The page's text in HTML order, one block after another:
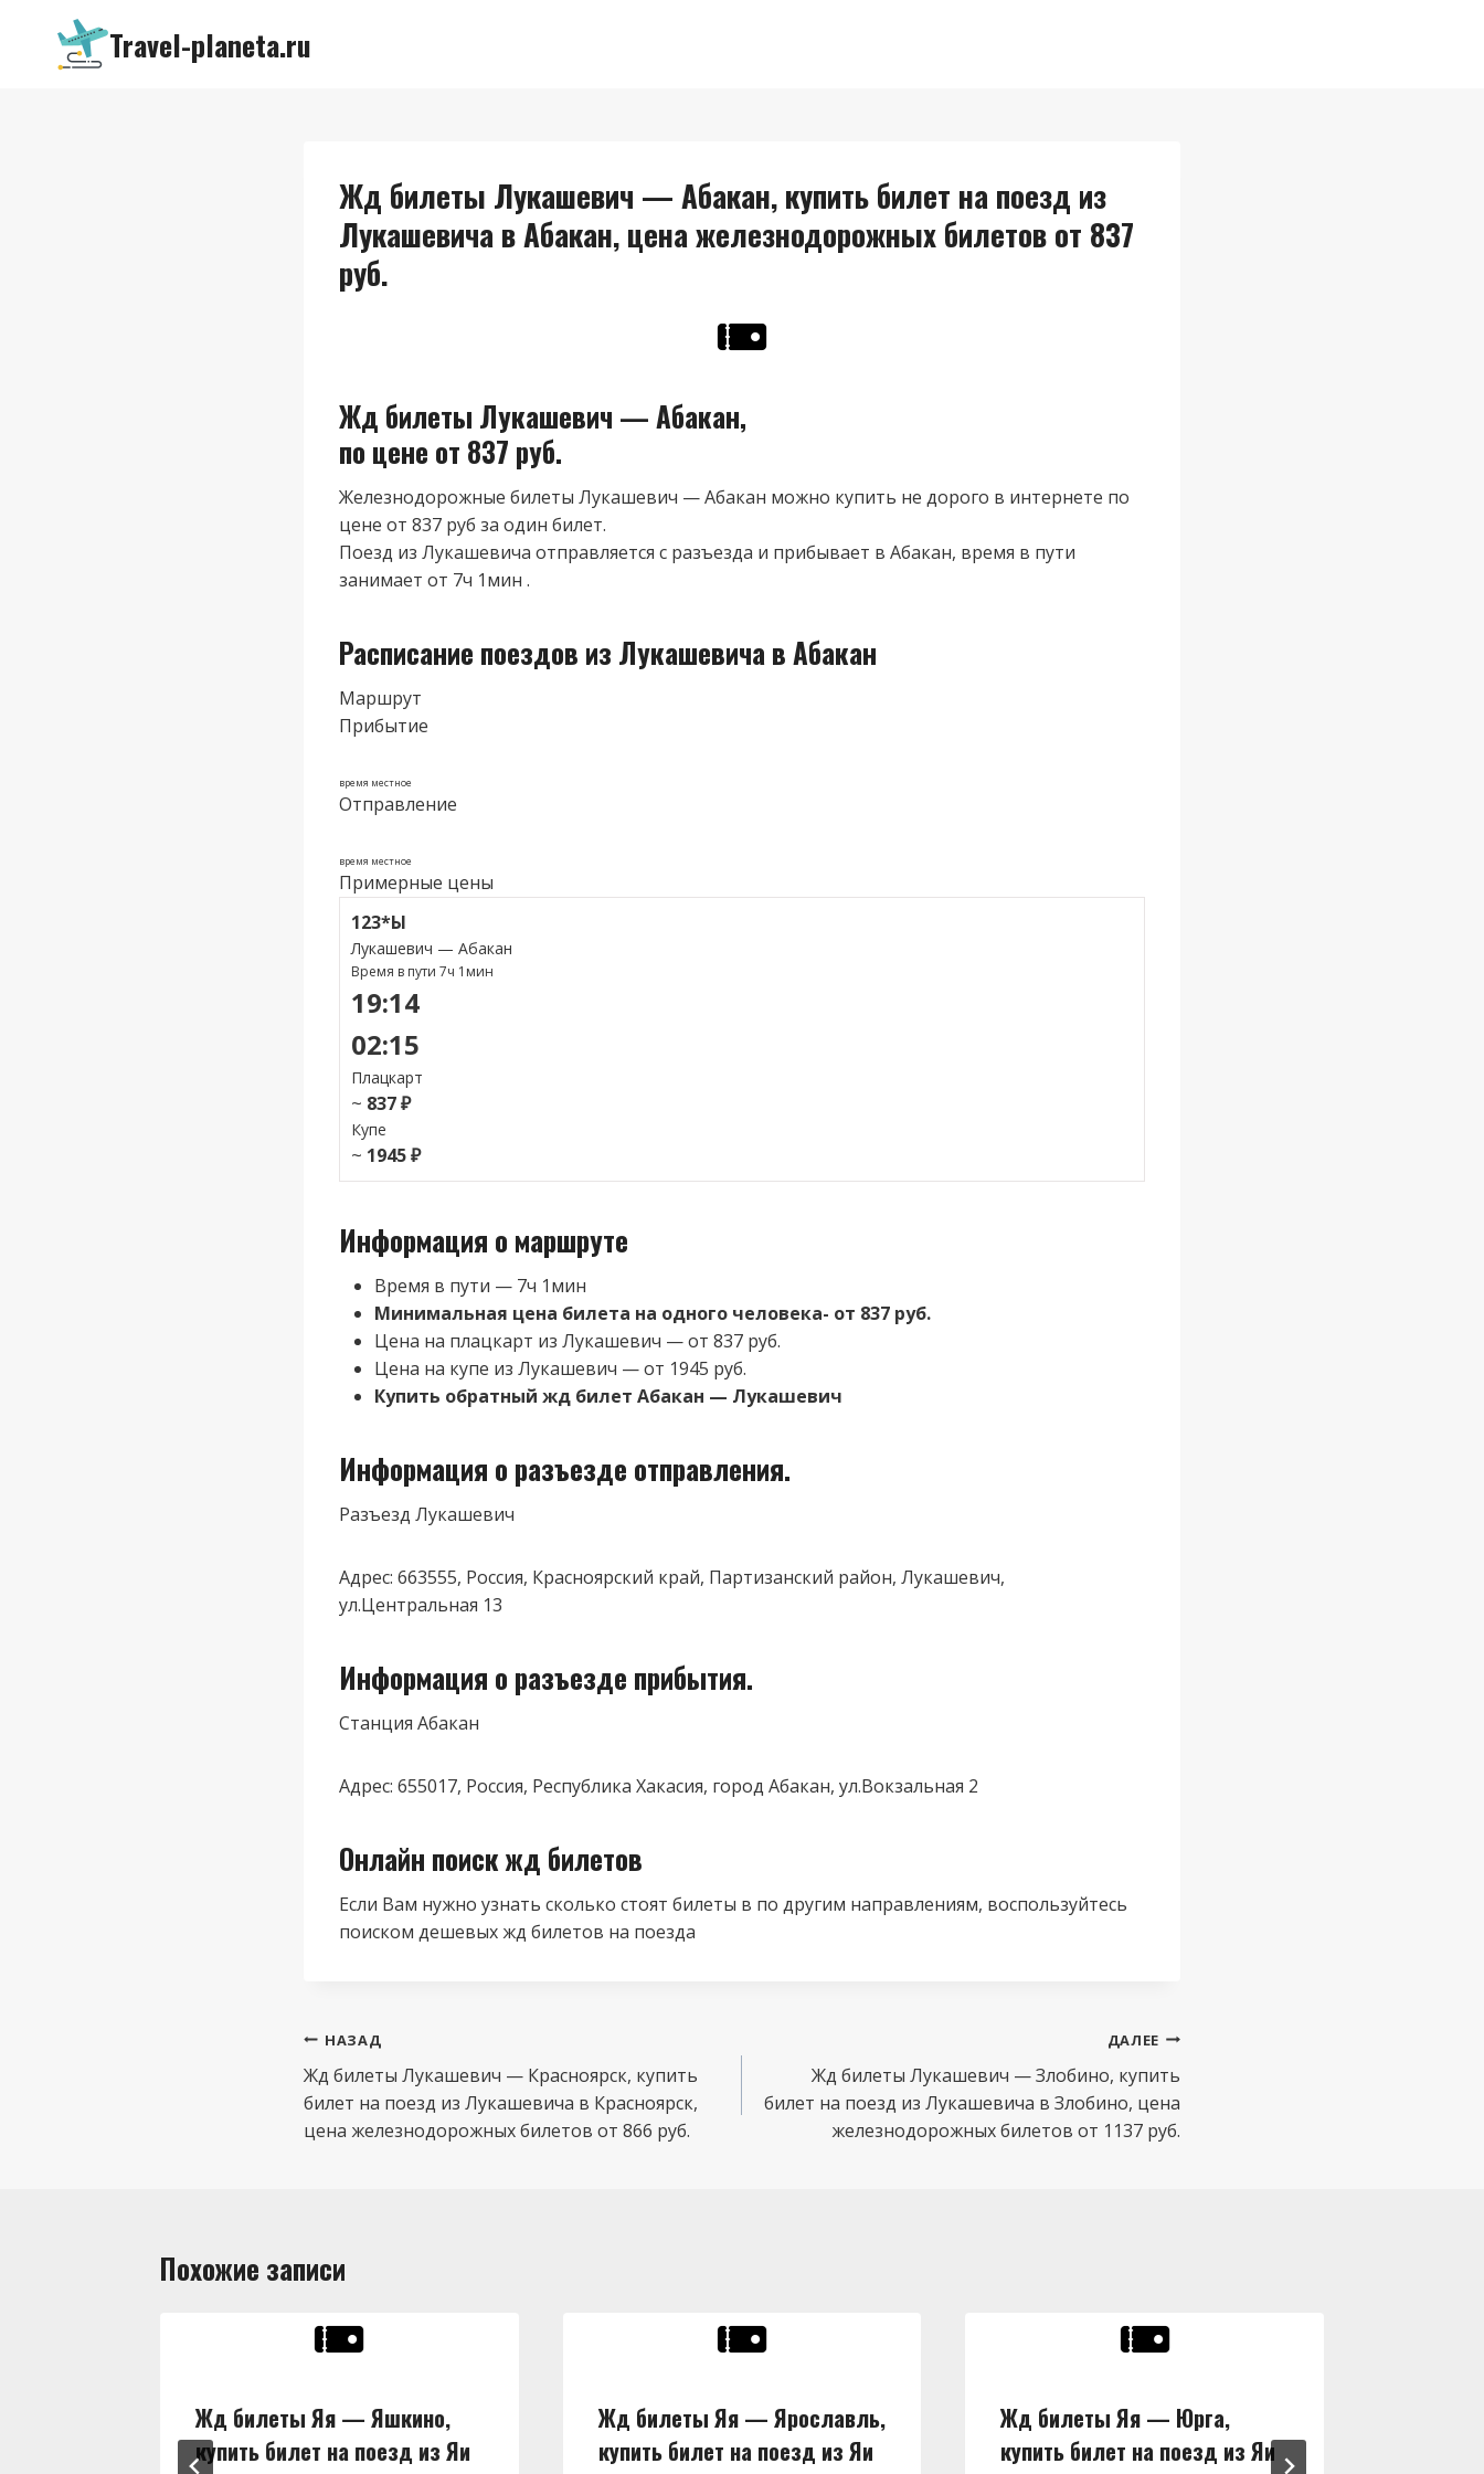
Перейти
содержимому
Travel-planeta.ru
Жд билеты Лукашевич — Абакан, купить билет на поезд из
Лукашевича в Абакан, цена железнодорожных билетов от 837
руб.
Жд билеты Лукашевич — Абакан,
по цене от 837 руб.
Железнодорожные билеты Лукашевич — Абакан можно купить не дорого в интернете по
цене от 837 руб за один билет.
Поезд из Лукашевича отправляется с разъезда и прибывает в Абакан, время в пути
занимает от 7ч 1мин .
Расписание поездов из Лукашевича в Абакан
Маршрут
Прибытие
время местное
Отправление
время местное
Примерные цены
123*Ы
Лукашевич — Абакан
Время в пути 7ч 1мин
19:14
02:15
Плацкарт
~ 837 ₽
Купе
~ 1945 ₽
Информация о маршруте
Время в пути — 7ч 1мин
Минимальная цена билета на одного человека- от 837 руб.
Цена на плацкарт из Лукашевич — от 837 руб.
Цена на купе из Лукашевич — от 1945 руб.
Купить обратный жд билет Абакан — Лукашевич
Информация о разъезде отправления.
Разъезд Лукашевич
Адрес: 663555, Россия, Красноярский край, Партизанский район, Лукашевич,
ул.Центральная 13
Информация о разъезде прибытия.
Станция Абакан
Адрес: 655017, Россия, Республика Хакасия, город Абакан, ул.Вокзальная 2
Онлайн поиск жд билетов
Если Вам нужно узнать сколько стоят билеты в по другим направлениям, воспользуйтесь
поиском дешевых жд билетов на поезда
Навигация
по
записям
НАЗАД
Жд билеты Лукашевич — Красноярск, купить
билет на поезд из Лукашевича в Красноярск,
цена железнодорожных билетов от 866 руб.
ДАЛЕЕ
Жд билеты Лукашевич — Злобино, купить
билет на поезд из Лукашевича в Злобино, цена
железнодорожных билетов от 1137 руб.
Похожие записи
Жд билеты Яя — Яшкино,
купить билет на поезд из Яи
Жд билеты Яя — Ярославль,
купить билет на поезд из Яи
Жд билеты Яя — Юрга,
купить билет на поезд из Яи